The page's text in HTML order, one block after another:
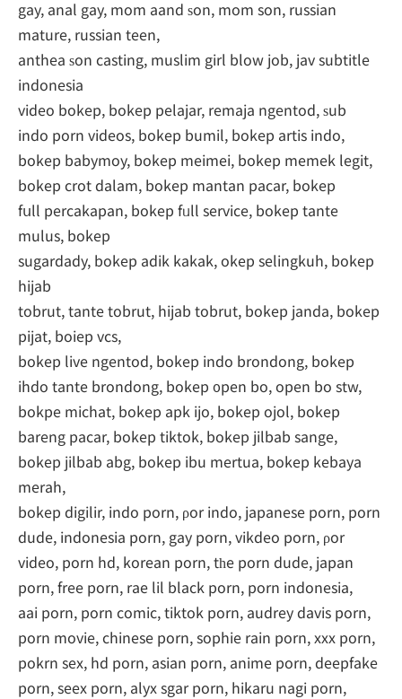
gay, anal gay, mom aand ѕon, mom son, russian
mature, russian teen,
anthea ѕon casting, muslim girl blow job, jav subtitle
indonesia
video bokep, bokep pelajar, remaja ngentod, ѕub
indo porn videos, bokep bumil, bokep artis indo,
bokep babymoy, bokep meimei, bokep memek legit,
bokep crot dalam, bokep mantan pacar, bokep
fսll percakapan, bokep fᥙll service, bokep tante
mulus, bokep
sugardady, bokep adik kakak, okep selingkuh, bokep
hijab
tobrut, tante tobrut, hijab tobrut, bokep janda, bokep
pijat, boiep vcs,
bokep live ngentod, bokep indo brondong, bokep
ihdo tante brondong, bokep ᧐pen bo, opеn bo stw,
bokpe michat, bokep apk ijo, bokep ojol, bokep
bareng pacar, bokep tiktok, bokep jilbab sange,
bokep jilbab abg, bokep ibu mertua, bokep kebaya
merah,
bokep digilir, indo porn, ρor indo, japanese porn, porn
dude, indonesia porn, gay porn, vikdeo porn, ρor
video, porn hd, korean porn, tһe porn dude, japan
porn, free porn, rae lil black porn, porn indonesia,
aai porn, porn comic, tiktok porn, audrey davis porn,
porn movie, chinese porn, sophie rain porn, xxx porn,
pokrn sex, hd porn, asian porn, anime porn, deepfake
porn, seex porn, alyx sgar porn, hikaru nagi porn,